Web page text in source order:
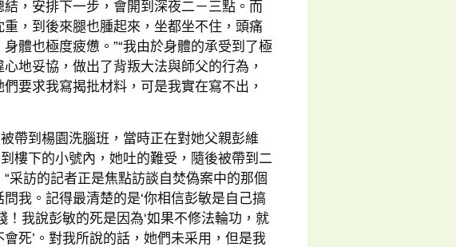
，安排下一步，會開到深夜二－三點。而
，到後來腿也腫起來，坐都坐不住，頭痛
體也極度疲憊。”“我由於身體的承受到了極
地妥協，做出了背叛大法與師父的行為，
要求我寫揭批材料，可是我實在寫不出，
帶到楊園洗腦班，當時正在對她父親彭維
樓下的小號內，她吐的難受，隨後被帶到二
采訪的記者正是焦點訪談自焚偽案中的那個
我。記得最清楚的是‘你相信彭敏是自己搞
我說彭敏的死是因為‘如果不修法輪功，就
死’。對我所說的話，她們未采用，但是我